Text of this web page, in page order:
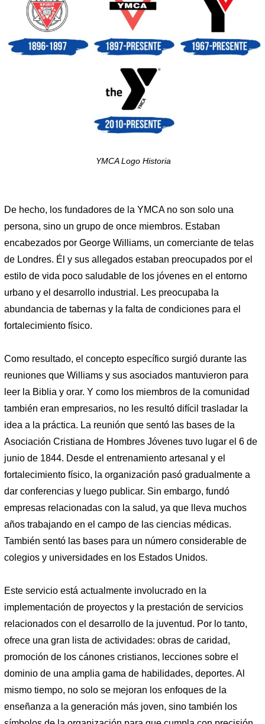
YMCA Logo Historia
De hecho, los fundadores de la YMCA no son solo una
persona, sino un grupo de once miembros. Estaban
encabezados por George Williams, un comerciante de telas
de Londres. Él y sus allegados estaban preocupados por el
estilo de vida poco saludable de los jóvenes en el entorno
urbano y el desarrollo industrial. Les preocupaba la
abundancia de tabernas y la falta de condiciones para el
fortalecimiento físico.
Como resultado, el concepto específico surgió durante las
reuniones que Williams y sus asociados mantuvieron para
leer la Biblia y orar. Y como los miembros de la comunidad
también eran empresarios, no les resultó difícil trasladar la
idea a la práctica. La reunión que sentó las bases de la
Asociación Cristiana de Hombres Jóvenes tuvo lugar el 6 de
junio de 1844. Desde el entrenamiento artesanal y el
fortalecimiento físico, la organización pasó gradualmente a
dar conferencias y luego publicar. Sin embargo, fundó
empresas relacionadas con la salud, ya que lleva muchos
años trabajando en el campo de las ciencias médicas.
También sentó las bases para un número considerable de
colegios y universidades en los Estados Unidos.
Este servicio está actualmente involucrado en la
implementación de proyectos y la prestación de servicios
relacionados con el desarrollo de la juventud. Por lo tanto,
ofrece una gran lista de actividades: obras de caridad,
promoción de los cánones cristianos, lecciones sobre el
dominio de una amplia gama de habilidades, deportes. Al
mismo tiempo, no solo se mejoran los enfoques de la
enseñanza a la generación más joven, sino también los